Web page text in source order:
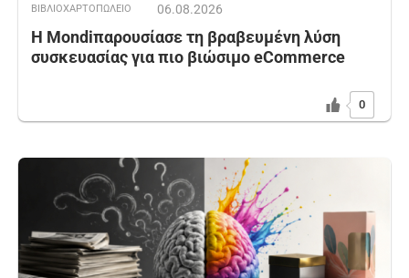
ΒΙΒΛΙΟΧΑΡΤΟΠΩΛΕΙΟ 06.08.2026
Η Mondiπαρουσίασε τη βραβευμένη λύση
συσκευασίας για πιο βιώσιμο eCommerce
0